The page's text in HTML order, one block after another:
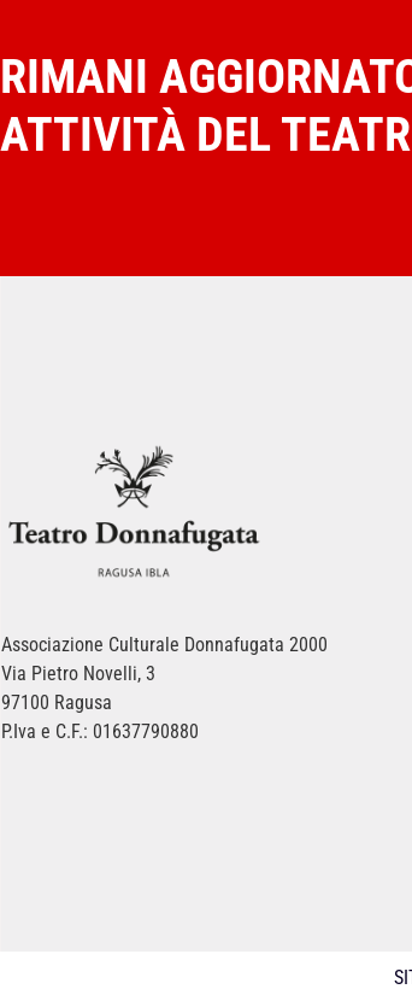
RIMANI
ATTIVITÀ DEL
Associazione Culturale Donnafugata 2000
Via Pietro Novelli, 3
97100 Ragusa
P.Iva e C.F.: 01637790880